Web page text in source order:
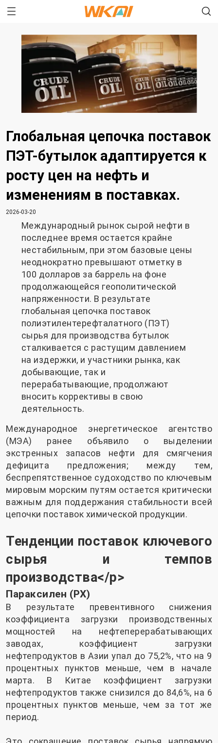
Глобальная цепочка поставок
ПЭТ-бутылок адаптируется к
росту цен на нефть и
изменениям в поставках.
2026-03-20
Международный рынок сырой нефти в
последнее время остается крайне
нестабильным, при этом базовые цены
неоднократно превышают отметку в
100 долларов за баррель на фоне
продолжающейся геополитической
напряженности. В результате
глобальная цепочка поставок
полиэтилентерефталатного (ПЭТ)
сырья для производства бутылок
сталкивается с растущим давлением
на издержки, и участники рынка, как
добывающие, так и
перерабатывающие, продолжают
вносить коррективы в свою
деятельность.
Международное энергетическое агентство
(МЭА) ранее объявило о выделении
экстренных запасов нефти для смягчения
дефицита предложения; между тем,
беспрепятственное судоходство по ключевым
мировым морским путям остается критически
важным для поддержания стабильности всей
цепочки поставок химической продукции.
Тенденции поставок ключевого
сырья и темпов
производства</p>
Параксилен (PX)
В результате превентивного снижения
коэффициента загрузки производственных
мощностей на нефтеперерабатывающих
заводах, коэффициент загрузки
нефтепродуктов в Азии упал до 75,2%, что на 9
процентных пунктов меньше, чем в начале
марта. В Китае коэффициент загрузки
нефтепродуктов также снизился до 84,6%, на 6
процентных пунктов меньше, чем за тот же
период.